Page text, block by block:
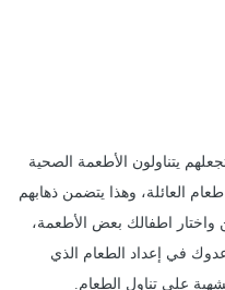
يتناولون الأطعمة الصحية
العائلة، وهذا يتضمن ذهابهم
واختار اطفالك بعض الأطعمة،
في إعداد الطعام الذي
على تناول الطعام.